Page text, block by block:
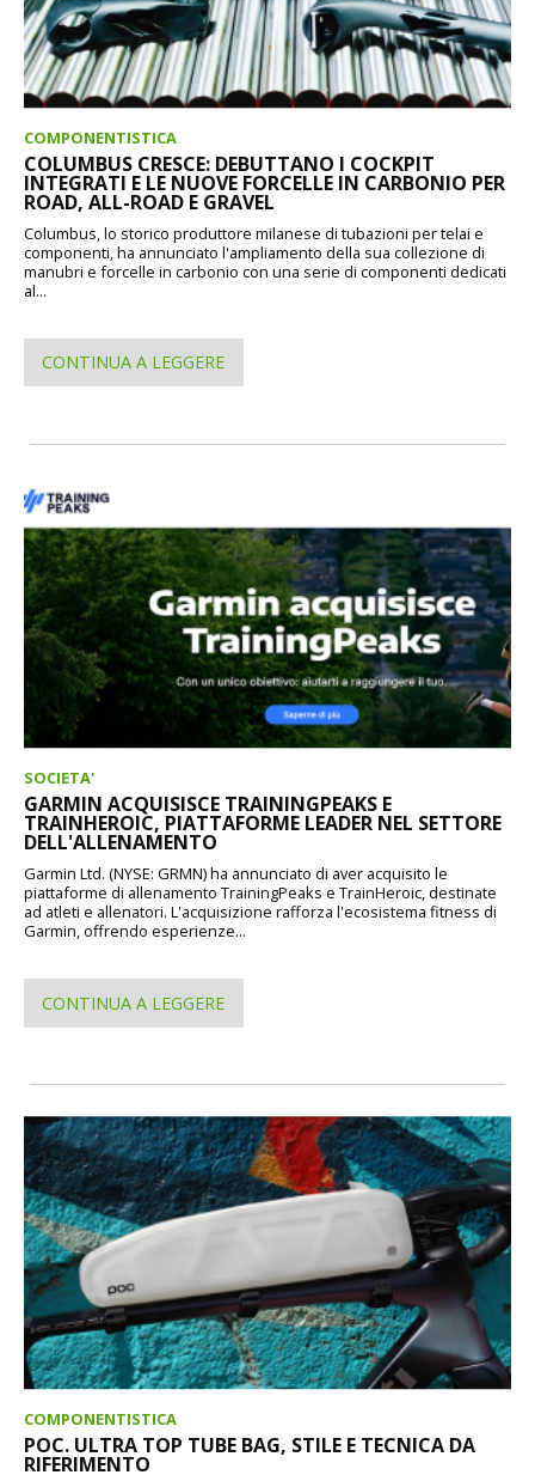
COMPONENTISTICA
COLUMBUS CRESCE: DEBUTTANO I COCKPIT
INTEGRATI E LE NUOVE FORCELLE IN CARBONIO PER
ROAD, ALL-ROAD E GRAVEL
Columbus, lo storico produttore milanese di tubazioni per telai e
componenti, ha annunciato l'ampliamento della sua collezione di
manubri e forcelle in carbonio con una serie di componenti dedicati
al...
CONTINUA A LEGGERE
SOCIETA'
GARMIN ACQUISISCE TRAININGPEAKS E
TRAINHEROIC, PIATTAFORME LEADER NEL SETTORE
DELL'ALLENAMENTO
Garmin Ltd. (NYSE: GRMN) ha annunciato di aver acquisito le
piattaforme di allenamento TrainingPeaks e TrainHeroic, destinate
ad atleti e allenatori. L'acquisizione rafforza l'ecosistema fitness di
Garmin, offrendo esperienze...
CONTINUA A LEGGERE
COMPONENTISTICA
POC. ULTRA TOP TUBE BAG, STILE E TECNICA DA
RIFERIMENTO